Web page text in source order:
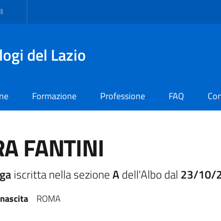
del Lazio
Formazione Professione FAQ
FANTINI
iscritta nella sezioneAdell'Albo dal 23/10/
ROMA